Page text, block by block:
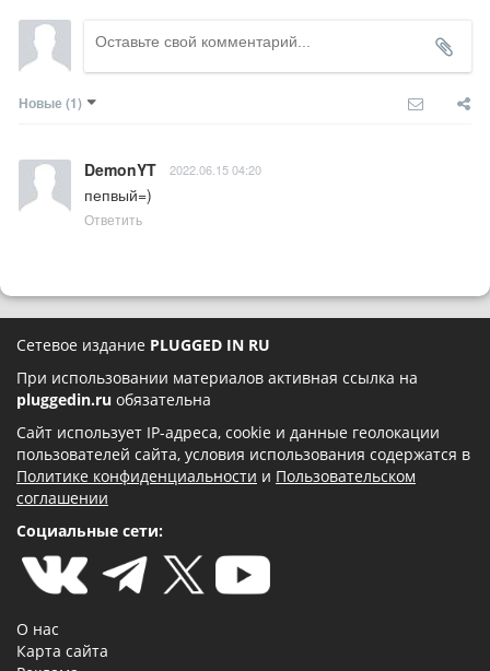
Новые (1)
DemonYT 2022.06.15 04:20
пепвый=)
Ответить
Сетевое издание PLUGGED IN RU
При использовании материалов активная ссылка на
pluggedin.ru обязательна
Сайт использует IP-адреса, cookie и данные геолокации
пользователей сайта, условия использования содержатся в
Политике конфиденциальности и Пользовательском
соглашении
Социальные сети:
О нас
Карта сайта